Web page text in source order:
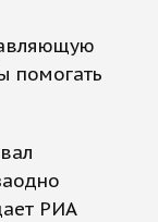
помогать
РИА